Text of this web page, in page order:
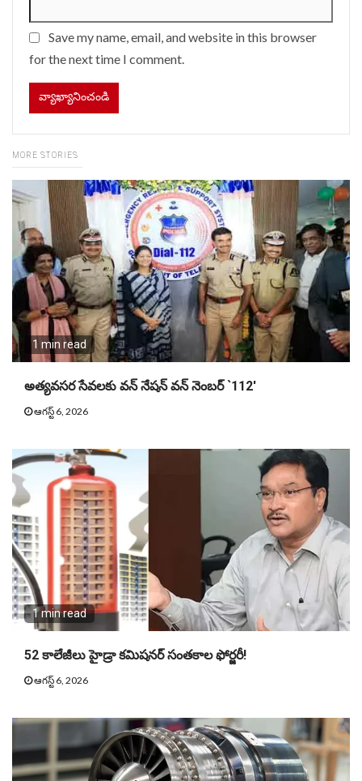
Save my name, email, and website in this browser
for the next time I comment.
MORE STORIES
1 min read
అత్యవసర సేవలకు వన్ నేషన్ వన్ నెంబర్ `112′
ఆగస్ట్ 6, 2026
1 min read
52 కాలేజీలు హైడ్రా కమిషనర్ సంతకాల ఫోర్జరీ!
ఆగస్ట్ 6, 2026